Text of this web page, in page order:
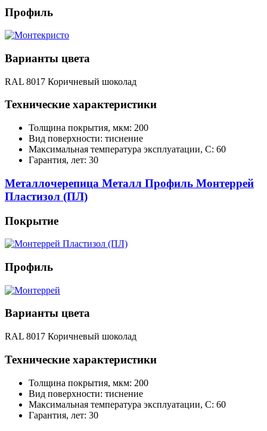
Профиль
Варианты цвета
RAL 8017 Коричневый шоколад
Технические характеристики
Толщина покрытия, мкм: 200
Вид поверхности: тиснение
Максимальная температура эксплуатации, С: 60
Гарантия, лет: 30
Металлочерепица Металл Профиль Монтеррей
Пластизол (ПЛ)
Покрытие
Профиль
Варианты цвета
RAL 8017 Коричневый шоколад
Технические характеристики
Толщина покрытия, мкм: 200
Вид поверхности: тиснение
Максимальная температура эксплуатации, С: 60
Гарантия, лет: 30